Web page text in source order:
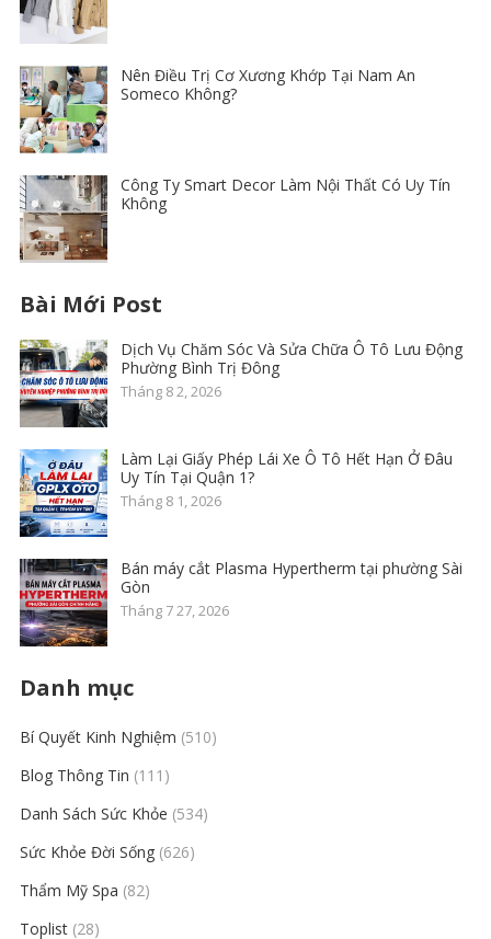
Nên Điều Trị Cơ Xương Khớp Tại Nam An
Someco Không?
Công Ty Smart Decor Làm Nội Thất Có Uy Tín
Không
Bài Mới Post
Dịch Vụ Chăm Sóc Và Sửa Chữa Ô Tô Lưu Động
Phường Bình Trị Đông
Tháng 8 2, 2026
Làm Lại Giấy Phép Lái Xe Ô Tô Hết Hạn Ở Đâu
Uy Tín Tại Quận 1?
Tháng 8 1, 2026
Bán máy cắt Plasma Hypertherm tại phường Sài
Gòn
Tháng 7 27, 2026
Danh mục
Bí Quyết Kinh Nghiệm (510)
Blog Thông Tin (111)
Danh Sách Sức Khỏe (534)
Sức Khỏe Đời Sống(626)
Thẩm Mỹ Spa (82)
Toplist(28)